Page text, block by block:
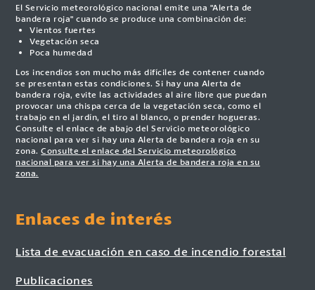
El Servicio meteorológico nacional emite una "Alerta de
bandera roja" cuando se produce una combinación de:
Vientos fuertes
Vegetación seca
Poca humedad
Los incendios son mucho más difíciles de contener cuando
se presentan estas condiciones. Si hay una Alerta de
bandera roja, evite las actividades al aire libre que puedan
provocar una chispa cerca de la vegetación seca, como el
trabajo en el jardín, el tiro al blanco, o prender hogueras.
Consulte el enlace de abajo del Servicio meteorológico
nacional para ver si hay una Alerta de bandera roja en su
zona.Consulte el enlace del Servicio meteorológico
nacional para ver si hay una Alerta de bandera roja en su
zona.
Enlaces de interés
Lista de evacuación en caso de incendio forestal
Publicaciones